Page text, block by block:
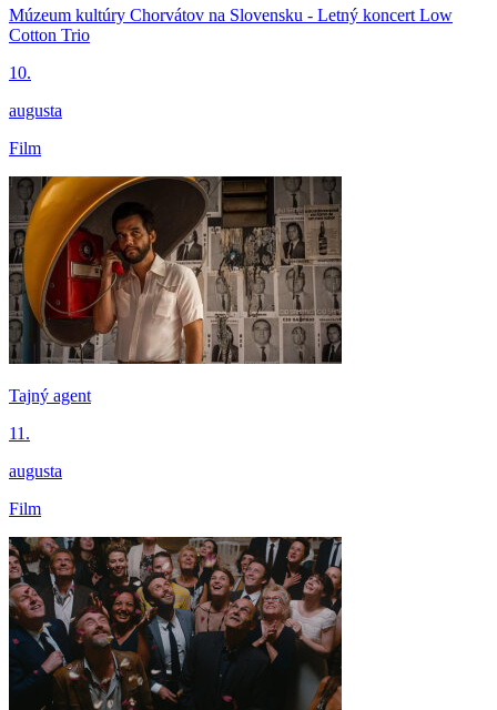
Múzeum kultúry Chorvátov na Slovensku - Letný koncert Low
Cotton Trio
10.
augusta
Film
Tajný agent
11.
augusta
Film